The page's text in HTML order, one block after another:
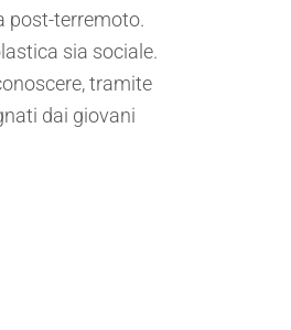
post-terremoto.
sia sociale.
tramite
dai giovani